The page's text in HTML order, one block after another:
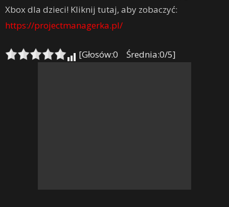
Xbox dla dzieci! Kliknij tutaj, aby zobaczyć:
https://projectmanagerka.pl/
[Głosów:0 Średnia:0/5]